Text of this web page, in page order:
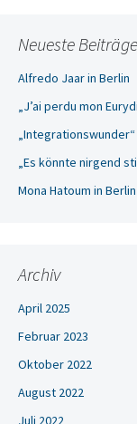
Neueste Beiträge
Alfredo Jaar in Berlin
„J’ai perdu mon
„Integrationswunder“
„Es könnte nirgend
Mona Hatoum in Berlin
Archiv
April 2025
Februar 2023
Oktober 2022
August 2022
Juli 2022